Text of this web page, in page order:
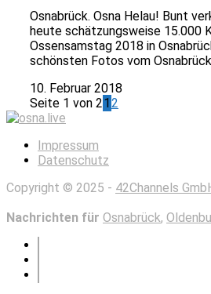
Osnabrück. Osna Helau! Bunt
heute schätzungsweise 15.000
Ossensamstag 2018 in
schönsten Fotos vom
10. Februar 2018
Seite 1 von 21 2
Impressum
Datenschutz
Copyright © 2025 - 42Channels
Nachrichten für Osnabrück,